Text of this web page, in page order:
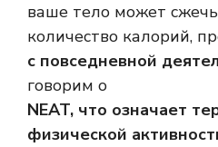
ваше тело может
количество калорий,
с повседневной
говорим о
NEAT, что означает
физической